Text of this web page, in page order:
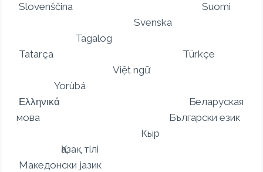
Slovenščina Suomi
Svenska
Tagalog
Tatarça Türkçe
Việt ngữ
Yorùbá
Ελληνικά Беларуская
мова Български език
Кыр
Қазақ тілі
Македонски јазик